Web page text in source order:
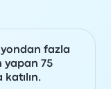
fazla
yapan 75